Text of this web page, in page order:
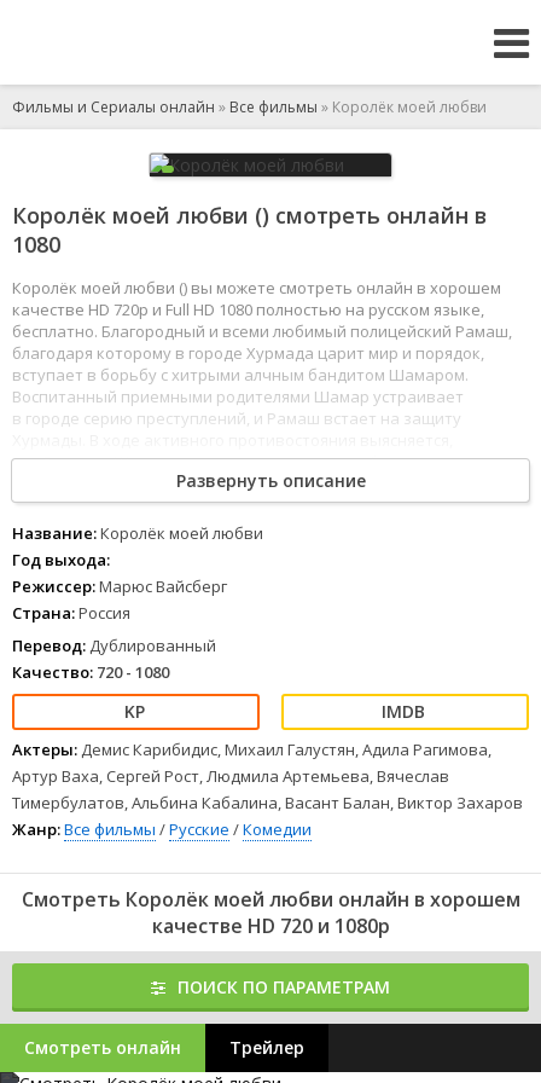
Фильмы и Сериалы онлайн » Все фильмы » Королёк моей любви
Королёк моей любви () смотреть онлайн в
1080
Королёк моей любви () вы можете смотреть онлайн в хорошем
качестве HD 720p и Full HD 1080 полностью на русском языке,
бесплатно. Благородный и всеми любимый полицейский Рамаш,
благодаря которому в городе Хурмада царит мир и порядок,
вступает в борьбу с хитрыми алчным бандитом Шамаром.
Воспитанный приемными родителями Шамар устраивает
в городе серию преступлений, и Рамаш встает на защиту
что Рамаш и Шамар - разлученные в детстве братья.
Расследование братьев выводит их на след виновника великого
пожара, который унес жизни родителей Рамаша и Шамара.
Им оказывается главный меценат и покровитель
Хурмады - Сандурлай, с которым им предстоит сразиться.
1 23 45 678
Развернуть описание
Название:Королёк моей любви
Год выхода:
Режиссер:Марюс Вайсберг
Страна:Россия
Перевод: Дублированный
Качество: 720 - 1080
Актеры: Демис Карибидис, Михаил Галустян, Адила Рагимова,
Артур Ваха, Сергей Рост, Людмила Артемьева, Вячеслав
Тимербулатов, Альбина Кабалина, Васант Балан, Виктор Захаров
Жанр:Все фильмы /Русские /Комедии
Смотреть Королёк моей любви онлайн в хорошем
качестве HD 720 и 1080p
ПОИСК ПО ПАРАМЕТРАМ
Смотреть онлайн Трейлер